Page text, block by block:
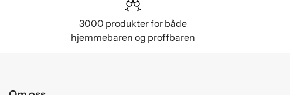
3000 produkter for både
hjemmebaren og proffbaren